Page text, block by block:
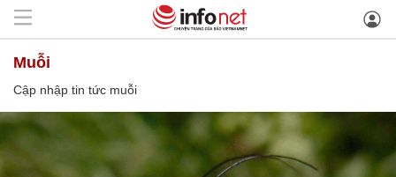
muỗi
Cập nhập tin tức muỗi